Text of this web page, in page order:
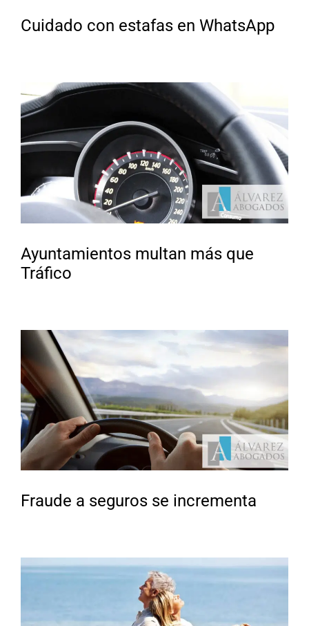
Cuidado con estafas en WhatsApp
Ayuntamientos multan más que
Tráfico
Fraude a seguros se incrementa